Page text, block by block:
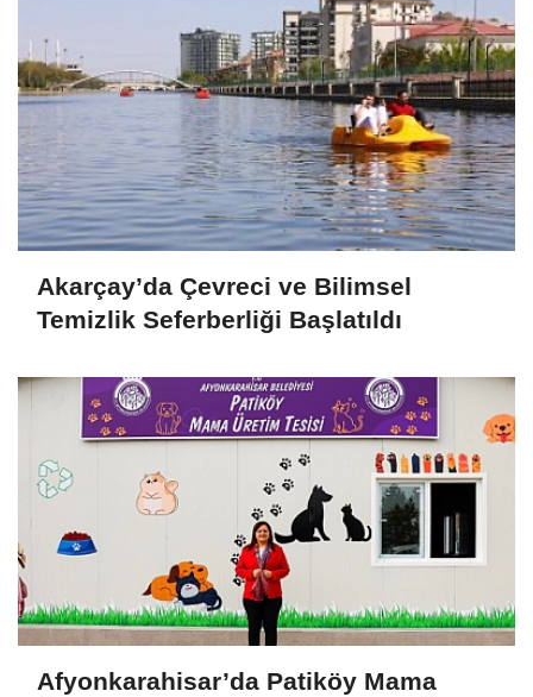
Akarçay’da Çevreci ve Bilimsel
Temizlik Seferberliği Başlatıldı
Afyonkarahisar’da Patiköy Mama